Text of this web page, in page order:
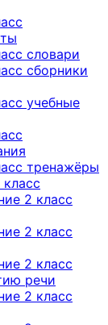
словари
сборники
учебные
тренажёры
2 класс
2 класс
2 класс
речи
2 класс